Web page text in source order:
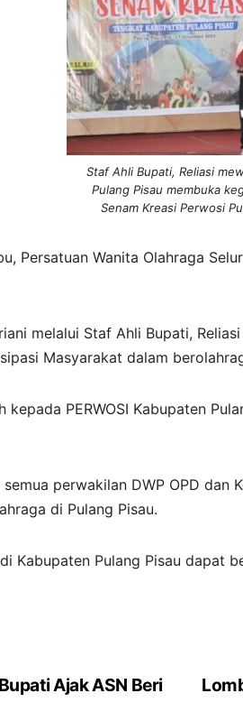
Staf Ahli Bupati, Reliasi
Pulang Pisau membuka
Senam Kreasi Perwosi
Persatuan Wanita Olahraga
melalui Staf Ahli Bupati,
Masyarakat dalam
PERWOSI Kabupaten
perwakilan DWP OPD
di Pulang Pisau.
Kabupaten Pulang Pisau
Ajak ASN Beri